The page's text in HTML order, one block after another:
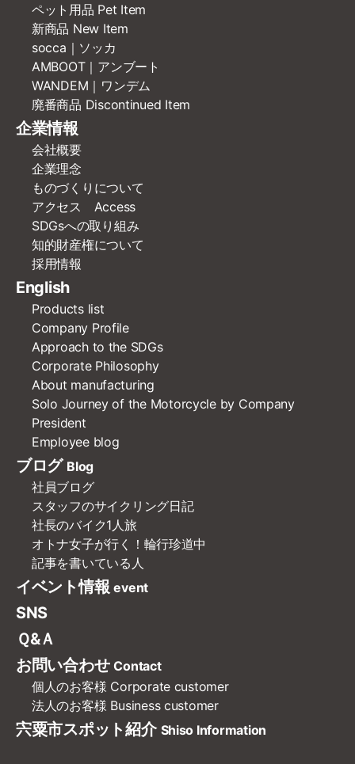
ペット用品 Pet Item
新商品 New Item
socca｜ソッカ
AMBOOT｜アンブート
WANDEM｜ワンデム
廃番商品 Discontinued Item
企業情報
会社概要
企業理念
ものづくりについて
アクセス Access
SDGsへの取り組み
知的財産権について
採用情報
English
Products list
Company Profile
Approach to the SDGs
Corporate Philosophy
About manufacturing
Solo Journey of the Motorcycle by Company
President
Employee blog
ブログ Blog
社員ブログ
スタッフのサイクリング日記
社長のバイク1人旅
オトナ女子が行く！輪行珍道中
記事を書いている人
イベント情報 event
SNS
Ｑ&Ａ
お問い合わせ Contact
個人のお客様 Corporate customer
法人のお客様 Business customer
宍粟市スポット紹介 Shiso Information